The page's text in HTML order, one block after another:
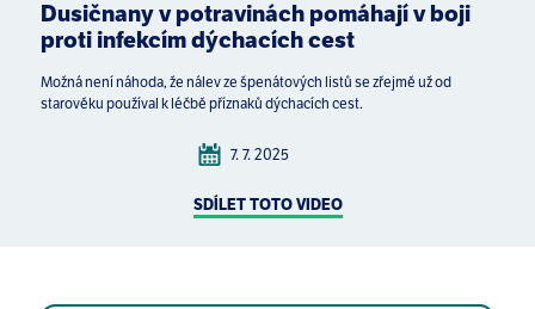
Dusičnany v potravinách pomáhají v boji
proti infekcím dýchacích cest
Možná není náhoda, že nálev ze špenátových listů se zřejmě už od
starověku používal k léčbě příznaků dýchacích cest.
7. 7. 2025
SDÍLET TOTO VIDEO